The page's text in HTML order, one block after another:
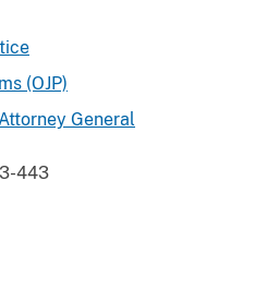
(OJP)
General
443